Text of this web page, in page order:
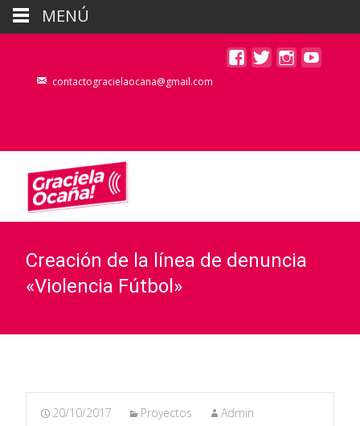
contactogracielaocana@gmail.com
Creación de la línea de denuncia
«Violencia Fútbol»
20/10/2017 Proyectos Admin
MENÚ